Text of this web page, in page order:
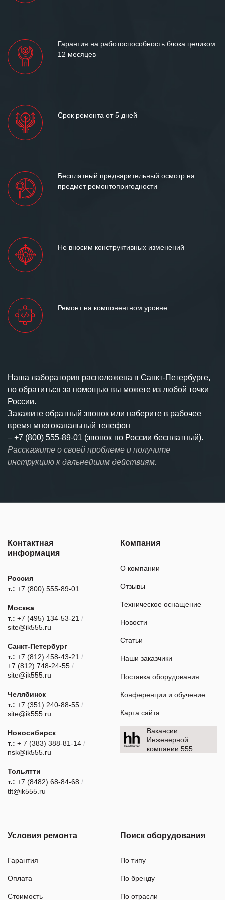
Гарантия на работоспособность блока целиком
12 месяцев
Срок ремонта от 5 дней
Бесплатный предварительный осмотр на
предмет ремонтопригодности
Не вносим конструктивных изменений
Ремонт на компонентном уровне
Наша лаборатория расположена в Санкт-Петербурге,
но обратиться за помощью вы можете из любой точки
России.
Закажите обратный звонок или наберите в рабочее
время многоканальный телефон
– +7 (800) 555-89-01 (звонок по России бесплатный).
Расскажите о своей проблеме и получите
инструкцию к дальнейшим действиям.
Контактная
информация
Россия
т.: +7 (800) 555-89-01
Москва
т.: +7 (495) 134-53-21 /
site@ik555.ru
Санкт-Петербург
т.: +7 (812) 458-43-21 /
+7 (812) 748-24-55 /
site@ik555.ru
Челябинск
т.: +7 (351) 240-88-55 /
site@ik555.ru
Новосибирск
т.: + 7 (383) 388-81-14 /
nsk@ik555.ru
Тольятти
т.: +7 (8482) 68-84-68 /
tlt@ik555.ru
Компания
О компании
Отзывы
Техническое оснащение
Новости
Статьи
Наши заказчики
Поставка оборудования
Конференции и обучение
Карта сайта
Вакансии
Инженерной
компании 555
Условия ремонта
Гарантия
Оплата
Стоимость
Поиск оборудования
По типу
По бренду
По отрасли